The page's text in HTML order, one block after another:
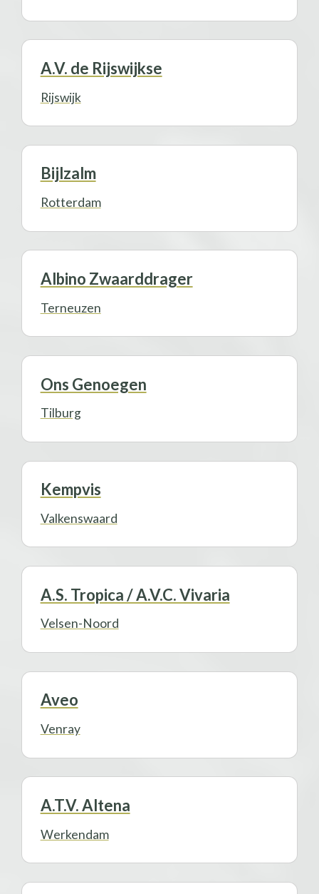
A.V. de Rijswijkse
Rijswijk
Bijlzalm
Rotterdam
Albino Zwaarddrager
Terneuzen
Ons Genoegen
Tilburg
Kempvis
Valkenswaard
A.S. Tropica / A.V.C. Vivaria
Velsen-Noord
Aveo
Venray
A.T.V. Altena
Werkendam